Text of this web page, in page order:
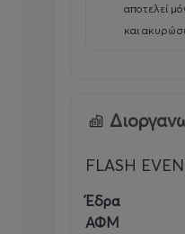
αποτελεί
και
FLASH
Έδρα
ΑΦΜ